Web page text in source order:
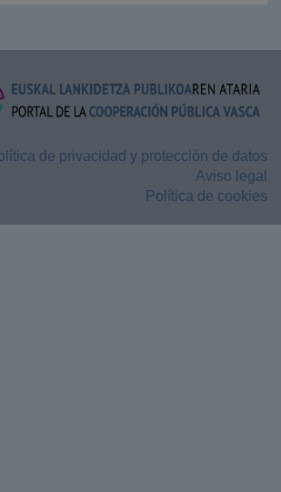
de privacidad y protección de datos
Aviso legal
Política de cookies